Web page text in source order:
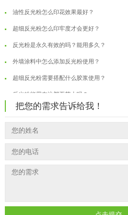
温变粉适合做热变还是冷变？
温变粉注塑后表面翻车？粗糙、颗粒...
温变粉保质期有多久？开封后如何保...
温变粉大批量保存指南｜做对这几步...
温变粉"罢工"指南：为...
温变粉到底怕不怕酸碱和酒精？
温变粉"烤"问：长期加...
温变粉耐温真相：注塑"高温炼...
夜间安全卫士：丝印反光粉搭配全攻...
油性反光粉怎么印花效果最好？
超细反光粉怎么印牢度才会更好？
反光粉是永久有效的吗？能用多久？
外墙涂料中怎么添加反光粉使用？
超细反光粉需要搭配什么胶浆使用？
反光粉能用在注塑工艺上吗？
反光粉可以混合其他颜料一起使用吗...
反光粉太久不用结块要怎么处理？
油性反光粉怎么印花效果最好？
反光粉是永久有效的吗？能用多久？
把您的需求告诉给我！